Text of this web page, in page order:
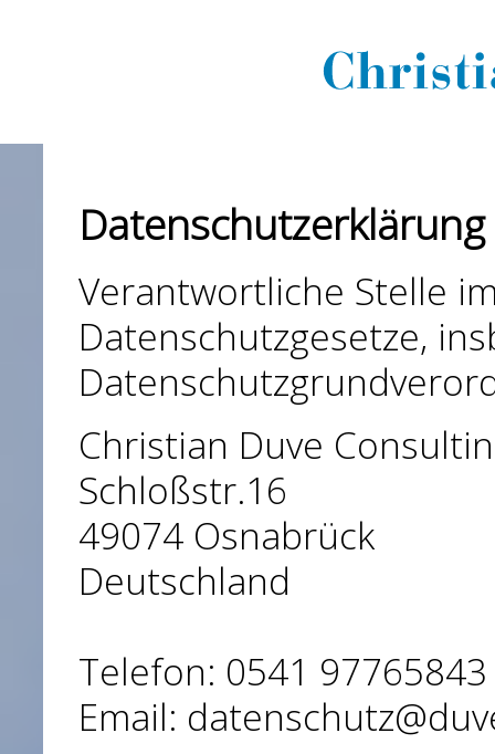
Datenschutzerklärung
Verantwortliche Stelle
Datenschutzgesetze,
Christian Duve
Schloßstr.16
49074 Osnabrück
Deutschland
Telefon: 0541 97765843
Email: